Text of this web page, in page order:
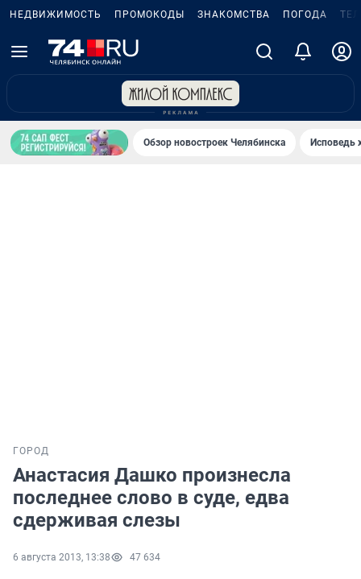
НЕДВИЖИМОСТЬ ПРОМОКОДЫ ЗНАКОМСТВА ПОГОДА
Обзор новостроек Челябинска Исповедь
ГОРОД
Анастасия Дашко произнесла
последнее слово в суде, едва
сдерживая слезы
6 августа 2013, 13:38 47 634